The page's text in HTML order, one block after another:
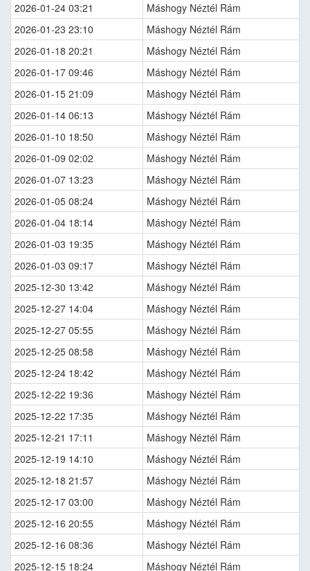
2026-01-24 03:21
Máshogy Néztél Rám
2026-01-23 23:10
Máshogy Néztél Rám
2026-01-18 20:21
Máshogy Néztél Rám
2026-01-17 09:46
Máshogy Néztél Rám
2026-01-15 21:09
Máshogy Néztél Rám
2026-01-14 06:13
Máshogy Néztél Rám
2026-01-10 18:50
Máshogy Néztél Rám
2026-01-09 02:02
Máshogy Néztél Rám
2026-01-07 13:23
Máshogy Néztél Rám
2026-01-05 08:24
Máshogy Néztél Rám
2026-01-04 18:14
Máshogy Néztél Rám
2026-01-03 19:35
Máshogy Néztél Rám
2026-01-03 09:17
Máshogy Néztél Rám
2025-12-30 13:42
Máshogy Néztél Rám
2025-12-27 14:04
Máshogy Néztél Rám
2025-12-27 05:55
Máshogy Néztél Rám
2025-12-25 08:58
Máshogy Néztél Rám
2025-12-24 18:42
Máshogy Néztél Rám
2025-12-22 19:36
Máshogy Néztél Rám
2025-12-22 17:35
Máshogy Néztél Rám
2025-12-21 17:11
Máshogy Néztél Rám
2025-12-19 14:10
Máshogy Néztél Rám
2025-12-18 21:57
Máshogy Néztél Rám
2025-12-17 03:00
Máshogy Néztél Rám
2025-12-16 20:55
Máshogy Néztél Rám
2025-12-16 08:36
Máshogy Néztél Rám
2025-12-15 18:24
Máshogy Néztél Rám